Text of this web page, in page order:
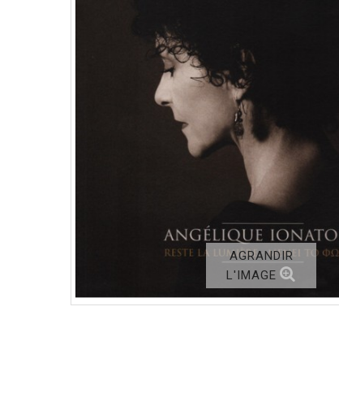
AGRANDIR
L'IMAGE